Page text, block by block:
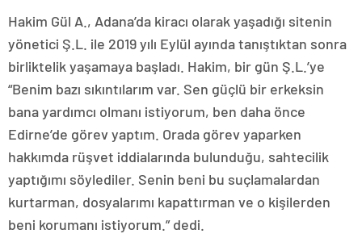
Hakim Gül A., Adana’da kiracı olarak yaşadığı sitenin
yönetici Ş.L. ile 2019 yılı Eylül ayında tanıştıktan sonra
birliktelik yaşamaya başladı. Hakim, bir gün Ş.L.’ye
“Benim bazı sıkıntılarım var. Sen güçlü bir erkeksin
bana yardımcı olmanı istiyorum, ben daha önce
Edirne’de görev yaptım. Orada görev yaparken
hakkımda rüşvet iddialarında bulunduğu, sahtecilik
yaptığımı söylediler. Senin beni bu suçlamalardan
kurtarman, dosyalarımı kapattırman ve o kişilerden
beni korumanı istiyorum.” dedi.